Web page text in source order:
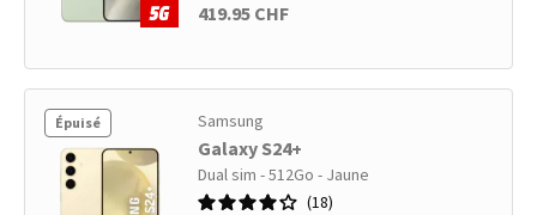
419.95 CHF
Épuisé Samsung
Galaxy S24+
Dual sim - 512Go - Jaune
18